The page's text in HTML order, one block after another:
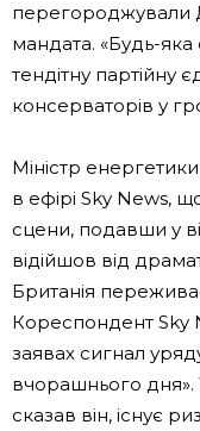
перегороджували
мандата. «Будь-
тендітну партійну
консерваторів у
Міністр
в ефірі Sky News,
сцени, подавши у
відійшов від
Британія
Кореспондент Sky
заявах сигнал
вчорашнього дня».
сказав він, існує